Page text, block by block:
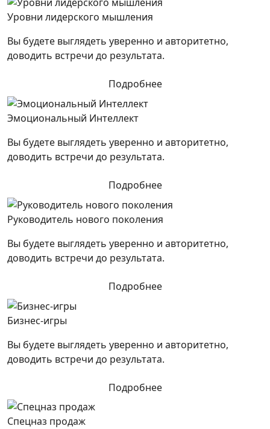
Уровни лидерского мышления
Вы будете выглядеть уверенно и авторитетно,
доводить встречи до результата.
Подробнее
Эмоциональный Интеллект
Вы будете выглядеть уверенно и авторитетно,
доводить встречи до результата.
Подробнее
Руководитель нового поколения
Вы будете выглядеть уверенно и авторитетно,
доводить встречи до результата.
Подробнее
Бизнес-игры
Вы будете выглядеть уверенно и авторитетно,
доводить встречи до результата.
Подробнее
Спецназ продаж